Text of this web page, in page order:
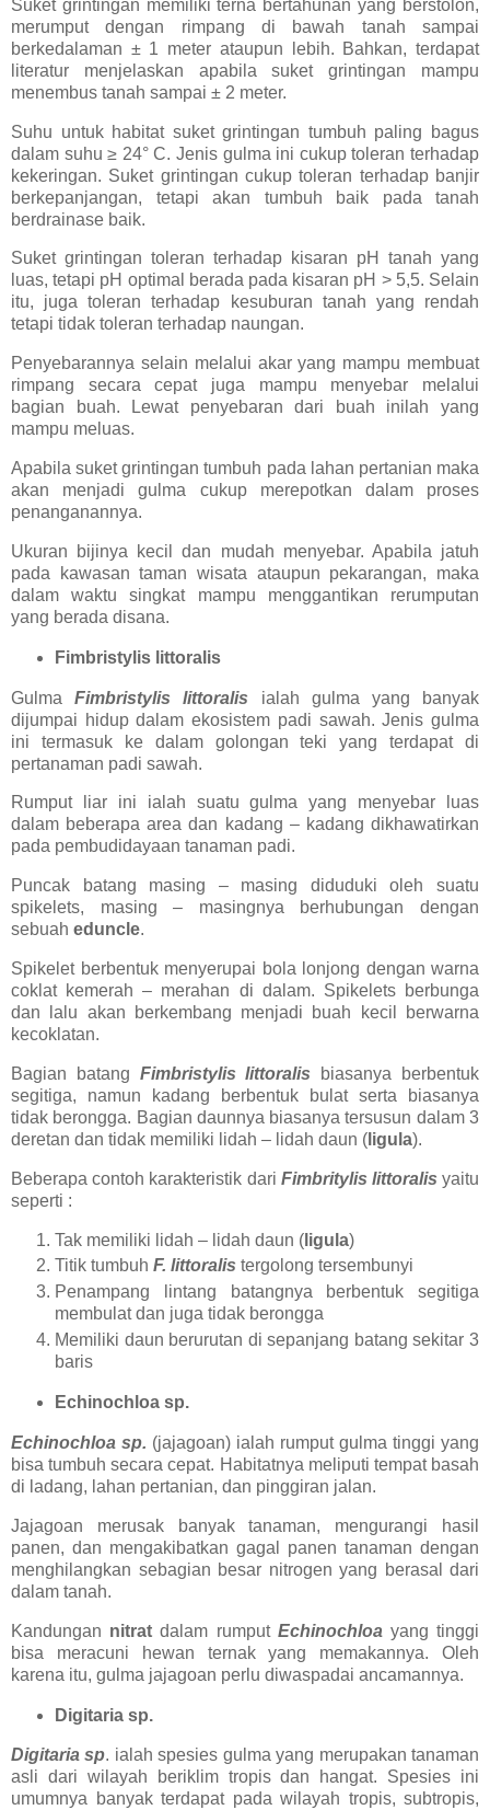
Suket grintingan memiliki terna bertahunan yang berstolon,
merumput dengan rimpang di bawah tanah sampai
berkedalaman ± 1 meter ataupun lebih. Bahkan, terdapat
literatur menjelaskan apabila suket grintingan mampu
menembus tanah sampai ± 2 meter.
Suhu untuk habitat suket grintingan tumbuh paling bagus
dalam suhu ≥ 24° C. Jenis gulma ini cukup toleran terhadap
kekeringan. Suket grintingan cukup toleran terhadap banjir
berkepanjangan, tetapi akan tumbuh baik pada tanah
berdrainase baik.
Suket grintingan toleran terhadap kisaran pH tanah yang
luas, tetapi pH optimal berada pada kisaran pH > 5,5. Selain
itu, juga toleran terhadap kesuburan tanah yang rendah
tetapi tidak toleran terhadap naungan.
Penyebarannya selain melalui akar yang mampu membuat
rimpang secara cepat juga mampu menyebar melalui
bagian buah. Lewat penyebaran dari buah inilah yang
mampu meluas.
Apabila suket grintingan tumbuh pada lahan pertanian maka
akan menjadi gulma cukup merepotkan dalam proses
penanganannya.
Ukuran bijinya kecil dan mudah menyebar. Apabila jatuh
pada kawasan taman wisata ataupun pekarangan, maka
dalam waktu singkat mampu menggantikan rerumputan
yang berada disana.
Fimbristylis littoralis
GulmaFimbristylis littoralis ialah gulma yang banyak
dijumpai hidup dalam ekosistem padi sawah. Jenis gulma
ini termasuk ke dalam golongan teki yang terdapat di
pertanaman padi sawah.
Rumput liar ini ialah suatu gulma yang menyebar luas
dalam beberapa area dan kadang – kadang dikhawatirkan
pada pembudidayaan tanaman padi.
Puncak batang masing – masing diduduki oleh suatu
spikelets, masing – masingnya berhubungan dengan
sebuah eduncle.
Spikelet berbentuk menyerupai bola lonjong dengan warna
coklat kemerah – merahan di dalam. Spikelets berbunga
dan lalu akan berkembang menjadi buah kecil berwarna
kecoklatan.
Bagian batang Fimbristylis littoralis biasanya berbentuk
segitiga, namun kadang berbentuk bulat serta biasanya
tidak berongga. Bagian daunnya biasanya tersusun dalam 3
deretan dan tidak memiliki lidah – lidah daun ( ligula).
Beberapa contoh karakteristik dari Fimbritylis littoralis yaitu
seperti :
Tak memiliki lidah – lidah daun ( ligula)
Titik tumbuh F. littoralis tergolong tersembunyi
Penampang lintang batangnya berbentuk segitiga
membulat dan juga tidak berongga
Memiliki daun berurutan di sepanjang batang sekitar 3
baris
Echinochloa sp.
Echinochloa sp. (jajagoan) ialah rumput gulma tinggi yang
bisa tumbuh secara cepat. Habitatnya meliputi tempat basah
di ladang, lahan pertanian, dan pinggiran jalan.
Jajagoan merusak banyak tanaman, mengurangi hasil
panen, dan mengakibatkan gagal panen tanaman dengan
menghilangkan sebagian besar nitrogen yang berasal dari
dalam tanah.
Kandungan nitrat dalam rumput Echinochloa yang tinggi
bisa meracuni hewan ternak yang memakannya. Oleh
karena itu, gulma jajagoan perlu diwaspadai ancamannya.
Digitaria sp.
Digitaria sp. ialah spesies gulma yang merupakan tanaman
asli dari wilayah beriklim tropis dan hangat. Spesies ini
umumnya banyak terdapat pada wilayah tropis, subtropis,